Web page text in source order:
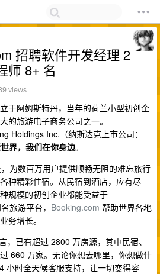
招聘软件开发经理 2
师 8+ 名
views
于阿姆斯特丹，当年的荷兰小型初创企
的旅游电子商务公司之一。
Holdings Inc.（纳斯达克上市公司：
界，我们在你身边。
为数百万用户提供顺畅无阻的难忘旅行
种精彩住宿。从民宿到酒店，应有尽
规模的初创企业都能受益于
旅游平台， Booking.com 帮助世界各地
务增长。
，已有超过 2800 万房源，其中民宿、
660 万家。无论你想去哪里，你想做什
小时全天候客服支持，让一切变得容